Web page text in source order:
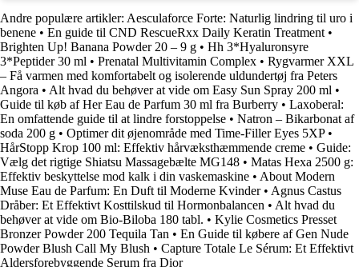
Andre populære artikler: Aesculaforce Forte: Naturlig lindring til uro i
benene • En guide til CND RescueRxx Daily Keratin Treatment •
Brighten Up! Banana Powder 20 – 9 g • Hh 3*Hyaluronsyre
3*Peptider 30 ml • Prenatal Multivitamin Complex • Rygvarmer XXL
– Få varmen med komfortabelt og isolerende uldundertøj fra Peters
Angora • Alt hvad du behøver at vide om Easy Sun Spray 200 ml •
Guide til køb af Her Eau de Parfum 30 ml fra Burberry • Laxoberal:
En omfattende guide til at lindre forstoppelse • Natron – Bikarbonat af
soda 200 g • Optimer dit øjenområde med Time-Filler Eyes 5XP•
HårStopp Krop 100 ml: Effektiv hårvæksthæmmende creme • Guide:
Vælg det rigtige Shiatsu Massagebælte MG148 • Matas Hexa 2500 g:
Effektiv beskyttelse mod kalk i din vaskemaskine • About Modern
Muse Eau de Parfum: En Duft til Moderne Kvinder• Agnus Castus
Dråber: Et Effektivt Kosttilskud til Hormonbalancen • Alt hvad du
behøver at vide om Bio-Biloba 180 tabl. • Kylie Cosmetics Presset
Bronzer Powder 200 Tequila Tan • En Guide til købere af Gen Nude
Powder Blush Call My Blush • Capture Totale Le Sérum: Et Effektivt
Aldersforebyggende Serum fra Dior